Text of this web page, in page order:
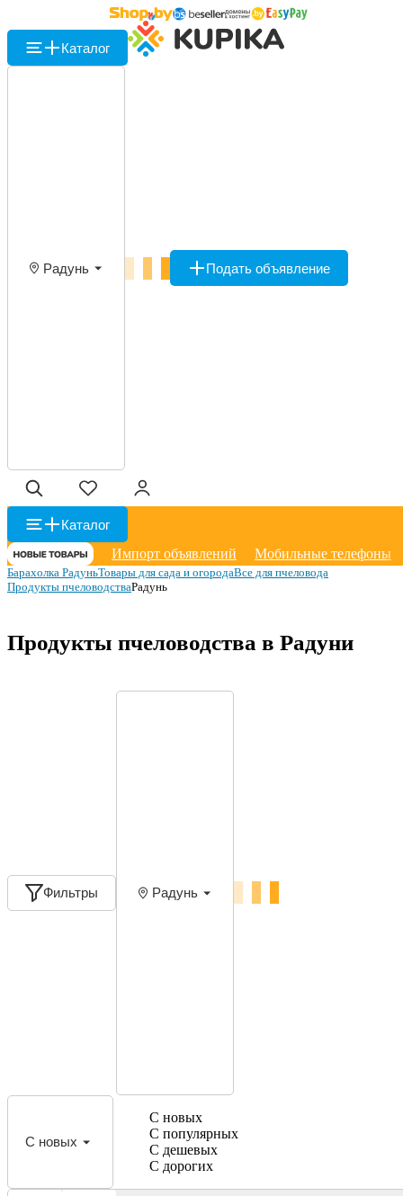
Каталог
Радунь Подать объявление
Каталог
Импорт объявлений
Мобильные телефоны
Барахолка РадуньТовары для сада и огородаВсе для пчеловода
Продукты пчеловодстваРадунь
Продукты пчеловодства в Радуни
Фильтры Радунь
С новых
С новых
С популярных
С дешевых
С дорогих